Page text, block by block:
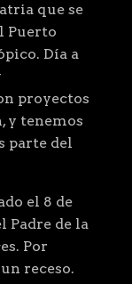
que se
Puerto
Día a
proyectos
y tenemos
parte del
el 8 de
Padre de la
Por
receso.